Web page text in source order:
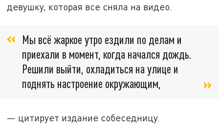
девушку, которая все сняла на видео.
Мы всё жаркое утро ездили по делам и
приехали в момент, когда начался дождь.
Решили выйти, охладиться на улице и
поднять настроение окружающим,
— цитирует издание собеседницу.